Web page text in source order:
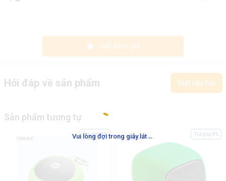
Vui lòng đợi trong giây lát ...
Viết đánh giá
Hỏi đáp về sản phẩm Viết câu hỏi
Sản phẩm tương tự
Trả góp 0% Trả góp 0%